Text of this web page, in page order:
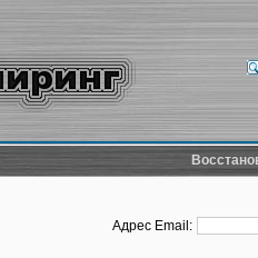
Адрес Email: